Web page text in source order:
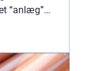
“anlæg”